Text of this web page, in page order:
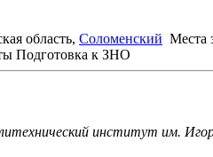
область, Соломенский Места
Подготовка к ЗНО
институт им.